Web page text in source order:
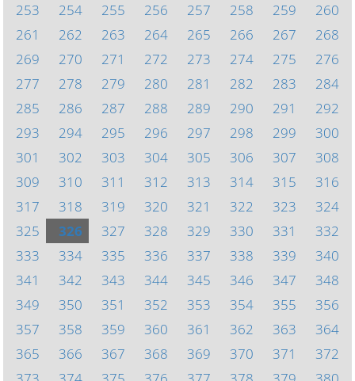
253
254 255 256 257 258 259
260
261
262 263 264 265 266 267
268
269
270 271 272 273 274 275
276
277
278 279 280 281 282 283
284
285
286 287 288 289 290 291
292
293
294 295 296 297 298 299
300
301
302 303 304 305 306 307
308
309
310 311 312 313 314 315
316
317
318 319 320 321 322 323
324
325
326 327 328 329 330 331
332
333
334 335 336 337 338 339
340
341
342 343 344 345 346 347
348
349
350 351 352 353 354 355
356
357
358 359 360 361 362 363
364
365
366 367 368 369 370 371
372